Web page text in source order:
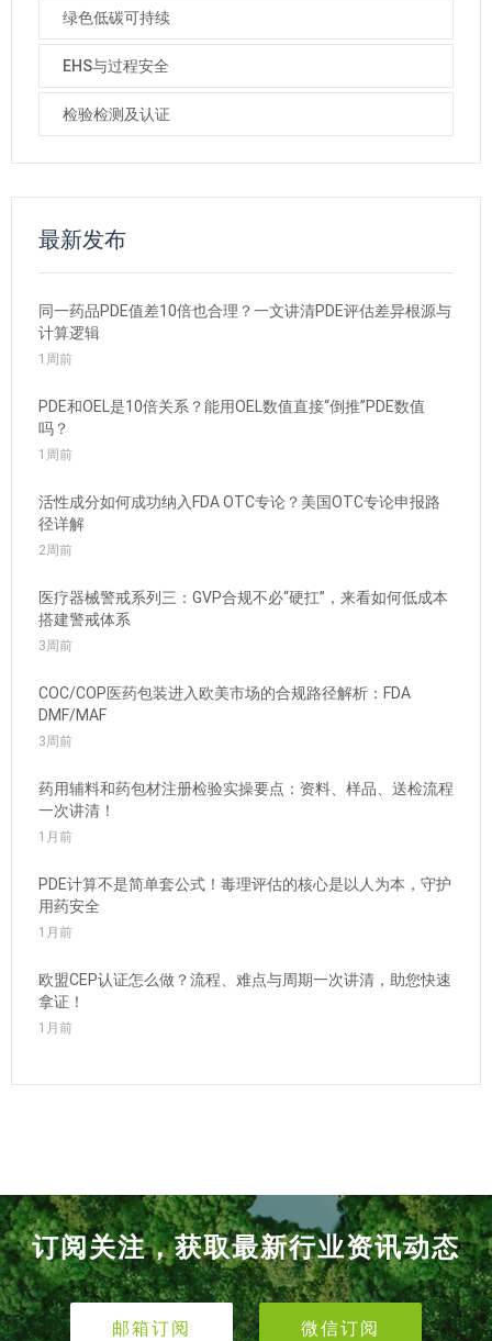
绿色低碳可持续
EHS与过程安全
检验检测及认证
最新发布
同一药品PDE值差10倍也合理？一文讲清PDE评估差异根源与
计算逻辑
1周前
PDE和OEL是10倍关系？能用OEL数值直接“倒推”PDE数值
吗？
1周前
活性成分如何成功纳入FDA OTC专论？美国OTC专论申报路
径详解
2周前
医疗器械警戒系列三：GVP合规不必“硬扛”，来看如何低成本
搭建警戒体系
3周前
COC/COP医药包装进入欧美市场的合规路径解析：FDA
DMF/MAF
3周前
药用辅料和药包材注册检验实操要点：资料、样品、送检流程
一次讲清！
1月前
PDE计算不是简单套公式！毒理评估的核心是以人为本，守护
用药安全
1月前
欧盟CEP认证怎么做？流程、难点与周期一次讲清，助您快速
拿证！
1月前
订阅关注，获取最新行业资讯动态
邮箱订阅 微信订阅